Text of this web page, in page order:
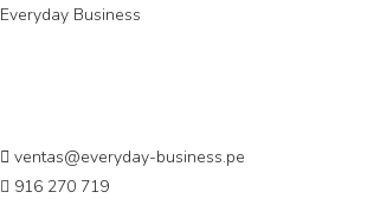
Saltar
Everyday Business
ventas@everyday-business.pe
916 270 719